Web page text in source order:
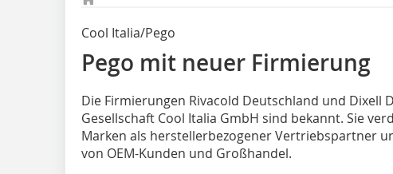
Cool Italia/Pego
Pego mit neuer Firmierung
Die Firmierungen Rivacold Deutschland und Dixell
Gesellschaft Cool Italia GmbH sind bekannt. Sie
Marken als herstellerbezogener Vertriebspartner
von OEM-Kunden und Großhandel.